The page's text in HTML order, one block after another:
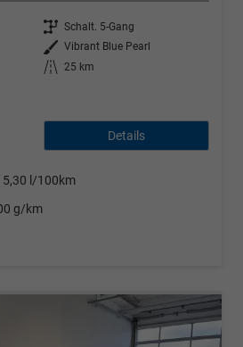
Getriebe Schalt. 5-Gang
Außenfarbe Vibrant Blue Pearl
Kilometerstand
25 km
Details
5,30 l/100km
g/km